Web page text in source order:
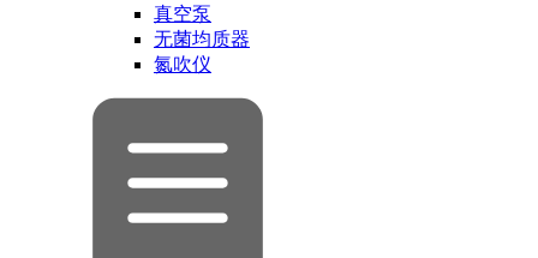
真空泵
无菌均质器
氮吹仪